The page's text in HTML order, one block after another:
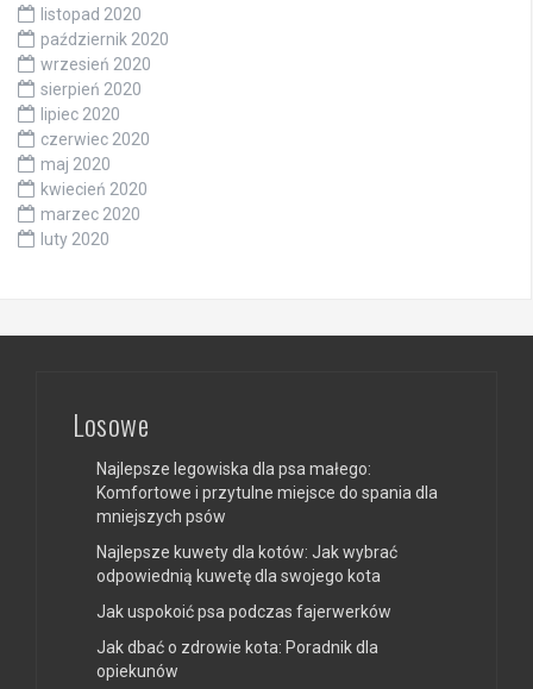
listopad 2020
październik 2020
wrzesień 2020
sierpień 2020
lipiec 2020
czerwiec 2020
maj 2020
kwiecień 2020
marzec 2020
luty 2020
Losowe
Najlepsze legowiska dla psa małego:
Komfortowe i przytulne miejsce do spania dla
mniejszych psów
Najlepsze kuwety dla kotów: Jak wybrać
odpowiednią kuwetę dla swojego kota
Jak uspokoić psa podczas fajerwerków
Jak dbać o zdrowie kota: Poradnik dla
opiekunów